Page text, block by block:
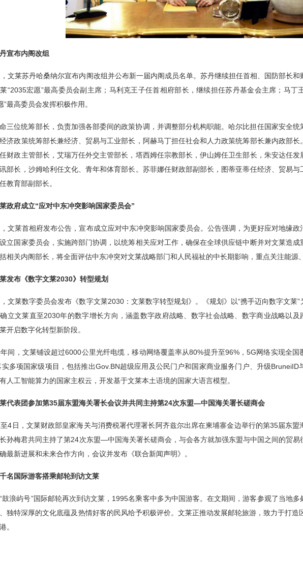
宣布内阁改组
文莱苏丹哈桑纳尔宣布内阁改组并公布新一届内阁成员名单。苏丹继续担任首相、国防部长
“2035宏愿”最高委员会副主席；马利克王子任首相府部长，继续担任苏丹基金会主席；马丁
”最高委员会发挥积极作用。
三位统筹部长，负责加强各部委间的政策协调，并调整部分机构职能。哈尔比担任国家安全统
济政策统筹部长兼经济、贸易与工业部长，阿赫马丁担任社会和人力政策统筹部长兼内政部
财政主管部长，艾瑞万任外交主管部长，塔西姆任宗教部长，伊山姆任卫生部长，朱安达任
部长，沙姆哈利任文化、青年和体育部长。苏菲娜任财政部副部长，图蒂亚蒂任经济、贸易
教育部副部长。
政府成立“应对中东冲突影响国家委员会”
文莱首相府发布公告，宣布成立应对中东冲突影响国家委员会。公告强调，为更好应对地缘
立国家委员会，实施跨部门协调，以统筹相关应对工作，确保在全球供应链中断并对文莱造
相关内阁部长，将全面评估中东冲突对文莱战略部门和人民福祉的中长期影响，重点关注能源
发布《数字文莱2030》转型规划
文莱数字委员会发布《数字文莱2030：文莱数字转型规划》。《规划》以“携手迈向数字文莱”
立文莱直至2030年的数字增长方向，涵盖数字政府战略、数字社会战略、数字商业战略以及
开启数字化转型新阶段。
间，文莱铺设超过6000公里光纤电缆，移动网络覆盖率从80%提升至96%，5G网络实现全
多项国家级项目，包括推出Gov.BN超级应用及公民门户和国家商业服务门户、升级BruneiID
人工智能算力的国家主权云，开发基于文莱本土语境的国家大语言模型。
代表团参加第35届东盟海关署长会议并共同主持第24次东盟—中国海关署长磋商会
4日，文莱财政部皇家海关与消费税署代理署长阿齐兹尔出席在柬埔寨金边举行的第35届东盟
孙梅君共同主持了第24次东盟—中国海关署长磋商会，与会各方就加强东盟与中国之间的贸
最新进展和未来合作方向，会议并发布《联合新闻声明》。
名国际游客搭乘邮轮到访文莱
鼓浪屿号”国际邮轮再次到访文莱，1995名乘客中多为中国游客。在文期间，游客参观了当地
独特深厚的文化底蕴及热情好客的民风给予积极评价。文莱正推动发展邮轮旅游，致力于打
。